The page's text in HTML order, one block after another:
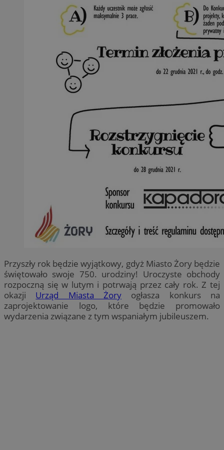
Przyszły rok będzie wyjątkowy, gdyż Miasto Żory będzie
świętowało swoje 750. urodziny! Uroczyste obchody
rozpoczną się w lutym i potrwają przez cały rok. Z tej
okazji Urząd Miasta Żory ogłasza konkurs na
zaprojektowanie logo, które będzie promowało
wydarzenia związane z tym wspaniałym jubileuszem.